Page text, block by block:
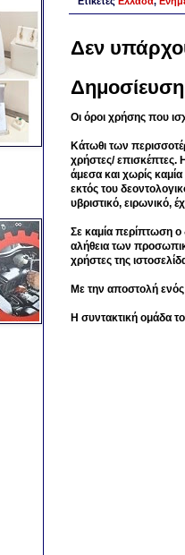
Δεν
Οι όροι χρήσης που
Κάτωθι των
χρήστες/ επισκέπτες.
άμεσα και χωρίς
εκτός του
υβριστικό, ειρωνικό,
Σε καμία περίπτωση ο
αλήθεια των
χρήστες της
Με την αποστολή
Η συντακτική ομάδα